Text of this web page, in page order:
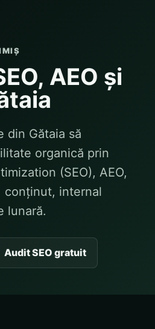
AEO și
din Gătaia să
organică prin
(SEO), AEO,
conținut, internal
lunară.
Audit SEO gratuit